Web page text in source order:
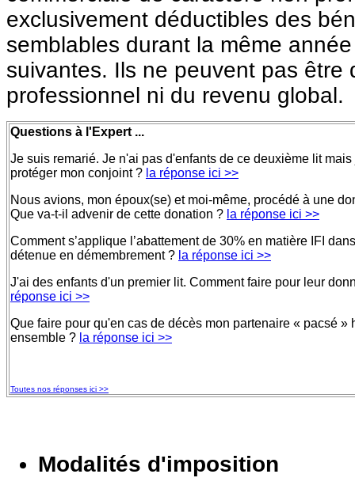
exclusivement déductibles des
semblables durant la même
suivantes. Ils ne peuvent pas être
professionnel ni du revenu global.
Questions à l'Expert ...
Je suis remarié. Je n'ai pas d'enfants de ce deuxième lit
protéger mon conjoint ? la réponse ici >>
Nous avions, mon époux(se) et moi-même, procédé à une
Que va-t-il advenir de cette donation ? la réponse ici >>
Comment s’applique l’abattement de 30% en matière IFI
détenue en démembrement ? la réponse ici >>
J'ai des enfants d'un premier lit. Comment faire pour leur
réponse ici >>
Que faire pour qu'en cas de décès mon partenaire « pacsé
ensemble ? la réponse ici >>
Toutes nos réponses ici >>
Modalités d'imposition